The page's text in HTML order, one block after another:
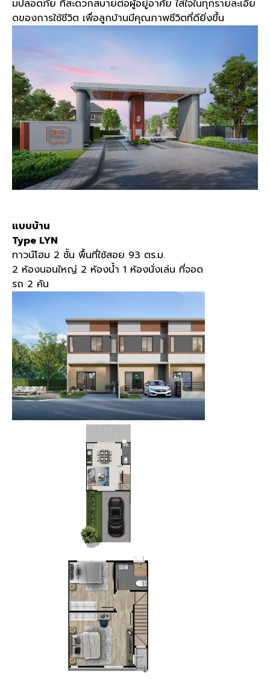
มปลอดภัย ที่สะดวกสบายต่อผู้อยู่อาศัย ใส่ใจในทุกรายละเอีย
ดของการใช้ชีวิต เพื่อลูกบ้านมีคุณภาพชีวิตที่ดียิ่งขึ้น
แบบบ้าน
Type LYN
ทาวน์โฮม 2 ชั้น พื้นที่ใช้สอย 93 ตร.ม.
2 ห้องนอนใหญ่ 2 ห้องน้ำ 1 ห้องนั่งเล่น ที่จอด
รถ 2 คัน